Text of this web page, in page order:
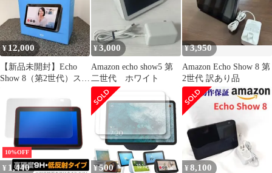
低反射 非光沢 防指紋
¥12,000
【新品未開封】Echo
Show 8（第2世代）スマ
¥3,000
Amazon echo show5 第
二世代 ホワイト
¥3,950
Amazon Echo Show 8 第
2世代 訳あり品
10%OFF
¥ 1,440 ¥500 ¥8,100